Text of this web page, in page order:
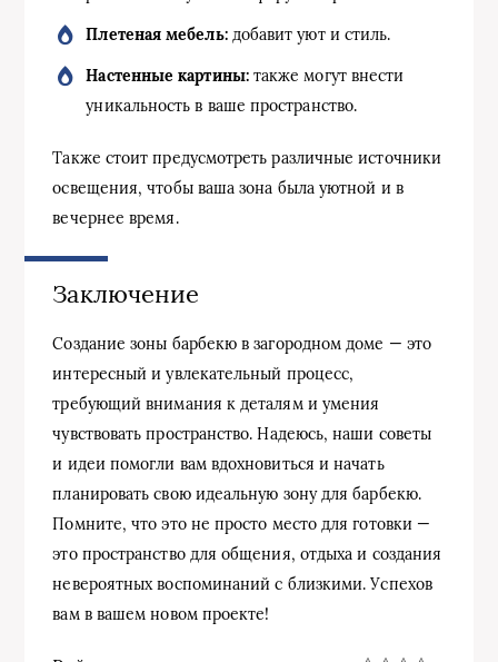
Плетеная мебель:добавит уют и стиль.
Настенные картины:также могут внести
уникальность в ваше пространство.
Также стоит предусмотреть различные источники
освещения, чтобы ваша зона была уютной и в
вечернее время.
Заключение
Создание зоны барбекю в загородном доме — это
интересный и увлекательный процесс,
требующий внимания к деталям и умения
чувствовать пространство. Надеюсь, наши советы
и идеи помогли вам вдохновиться и начать
планировать свою идеальную зону для барбекю.
Помните, что это не просто место для готовки —
это пространство для общения, отдыха и создания
невероятных воспоминаний с близкими. Успехов
вам в вашем новом проекте!